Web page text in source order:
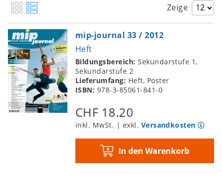
Zeige
mip-journal 33 / 2012
Heft
Bildungsbereich:Sekundarstufe 1,
Sekundarstufe 2
Lieferumfang: Heft, Poster
ISBN: 978-3-85061-841-0
CHF 18.20
inkl. MwSt. | exkl. Versandkosten
In den Warenkorb